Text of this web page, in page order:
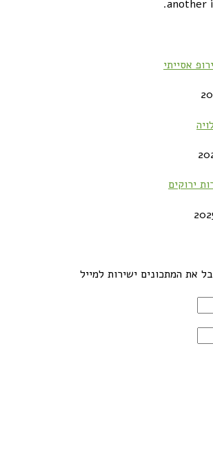
another
אסייתי
ירוקים
את המתכונים ישירות למייל